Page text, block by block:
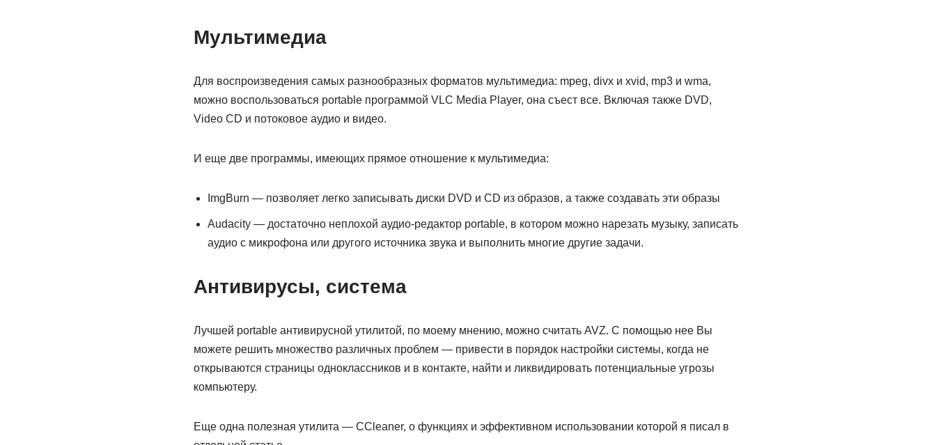
Мультимедиа
Для воспроизведения самых разнообразных форматов мультимедиа: mpeg, divx и xvid, mp3 и wma,
можно воспользоваться portable программой VLC Media Player, она съест все. Включая также DVD,
Video CD и потоковое аудио и видео.
И еще две программы, имеющих прямое отношение к мультимедиа:
ImgBurn — позволяет легко записывать диски DVD и CD из образов, а также создавать эти образы
Audacity — достаточно неплохой аудио-редактор portable, в котором можно нарезать музыку, записать
аудио с микрофона или другого источника звука и выполнить многие другие задачи.
Антивирусы, система
Лучшей portable антивирусной утилитой, по моему мнению, можно считать AVZ. С помощью нее Вы
можете решить множество различных проблем — привести в порядок настройки системы, когда не
открываются страницы одноклассников и в контакте, найти и ликвидировать потенциальные угрозы
компьютеру.
Еще одна полезная утилита — CCleaner, о функциях и эффективном использовании которой я писал в